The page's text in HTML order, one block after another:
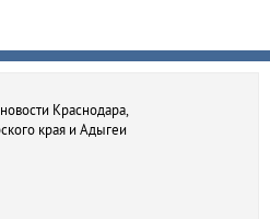
Краснодара,
края и Адыгеи